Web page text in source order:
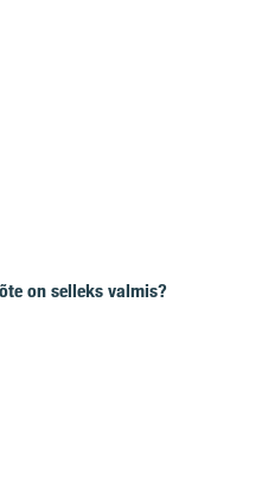
on selleks valmis?